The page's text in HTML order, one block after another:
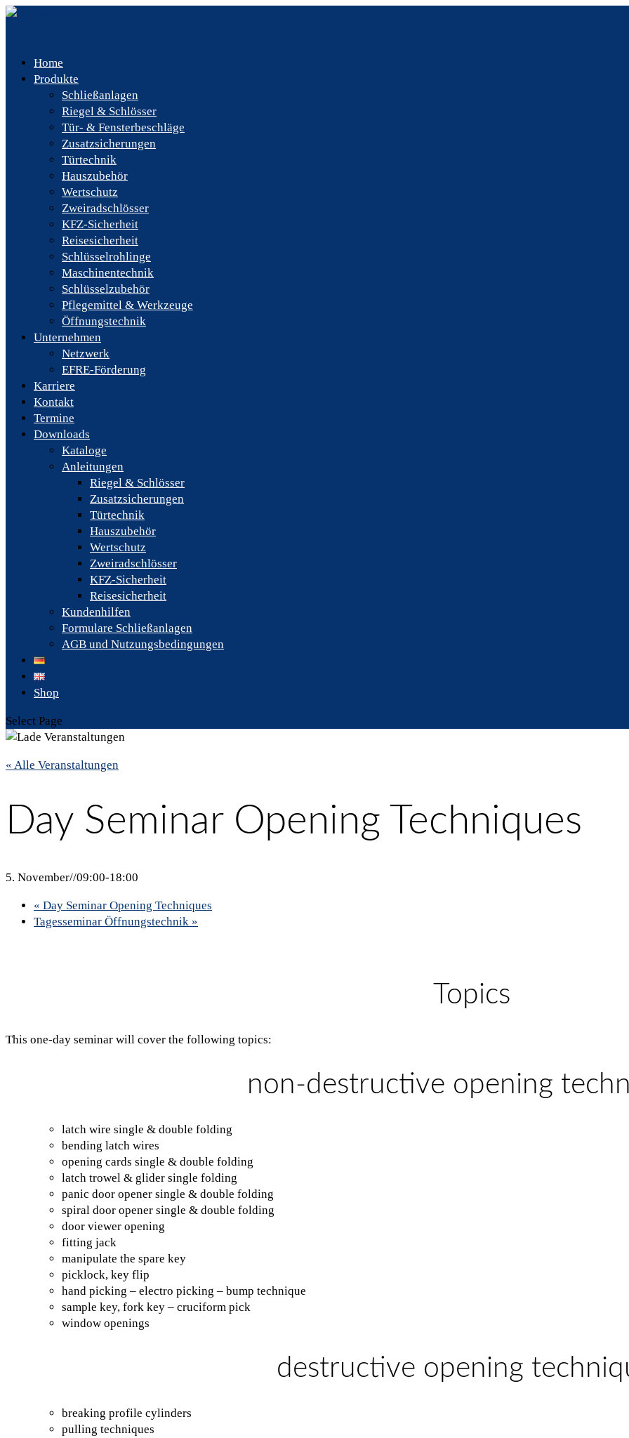
Home
Produkte
Schließanlagen
Riegel & Schlösser
Tür- & Fensterbeschläge
Zusatzsicherungen
Türtechnik
Hauszubehör
Wertschutz
Zweiradschlösser
KFZ-Sicherheit
Reisesicherheit
Schlüsselrohlinge
Maschinentechnik
Schlüsselzubehör
Pflegemittel & Werkzeuge
Öffnungstechnik
Unternehmen
Netzwerk
EFRE-Förderung
Karriere
Kontakt
Termine
Downloads
Kataloge
Anleitungen
Riegel & Schlösser
Zusatzsicherungen
Türtechnik
Hauszubehör
Wertschutz
Zweiradschlösser
KFZ-Sicherheit
Reisesicherheit
Kundenhilfen
Formulare Schließanlagen
AGB und Nutzungsbedingungen
Shop
Select Page
« Alle Veranstaltungen
Day Seminar Opening Techniques
5. November//09:00-18:00
« Day Seminar Opening Techniques
Tagesseminar Öffnungstechnik »
Topics
This one-day seminar will cover the following topics:
non-destructive opening
latch wire single & double folding
bending latch wires
opening cards single & double folding
latch trowel & glider single folding
panic door opener single & double folding
spiral door opener single & double folding
door viewer opening
fitting jack
manipulate the spare key
picklock, key flip
hand picking – electro picking – bump technique
sample key, fork key – cruciform pick
window openings
destructive opening
breaking profile cylinders
pulling techniques